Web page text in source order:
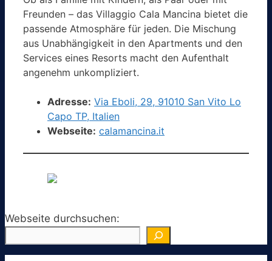
Freunden – das Villaggio Cala Mancina bietet die
passende Atmosphäre für jeden. Die Mischung
aus Unabhängigkeit in den Apartments und den
Services eines Resorts macht den Aufenthalt
angenehm unkompliziert.
Adresse: Via Eboli, 29, 91010 San Vito Lo
Capo TP, Italien
Webseite: calamancina.it
Webseite durchsuchen: